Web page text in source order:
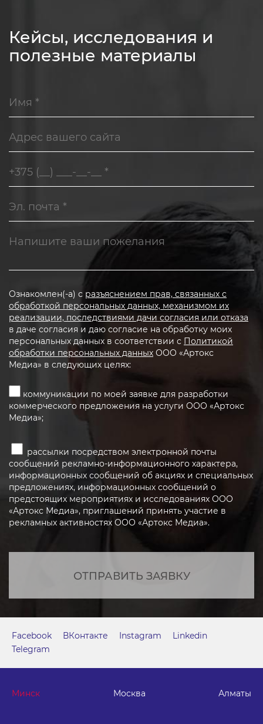
Кейсы, исследования и
полезные материалы
Ознакомлен(-а) с разъяснением прав, связанных с
обработкой персональных данных, механизмом их
реализации, последствиями дачи согласия или отказа
в даче согласия и даю согласие на обработку моих
персональных данных в соответствии с Политикой
обработки персональных данных ООО «Артокс
Медиа» в следующих целях:
коммуникации по моей заявке для разработки
коммерческого предложения на услуги ООО «Артокс
Медиа»;
рассылки посредством электронной почты
сообщений рекламно-информационного характера,
информационных сообщений об акциях и специальных
предложениях, информационных сообщений о
предстоящих мероприятиях и исследованиях ООО
«Артокс Медиа», приглашений принять участие в
рекламных активностях ООО «Артокс Медиа».
ОТПРАВИТЬ ЗАЯВКУ
Минск Москва Алматы
Facebook ВКонтакте Instagram
Linkedin
Telegram